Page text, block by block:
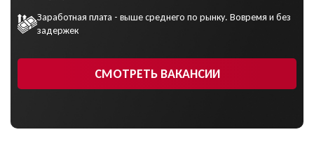
Заработная плата - выше среднего по рынку. Вовремя и без
задержек
СМОТРЕТЬ ВАКАНСИИ